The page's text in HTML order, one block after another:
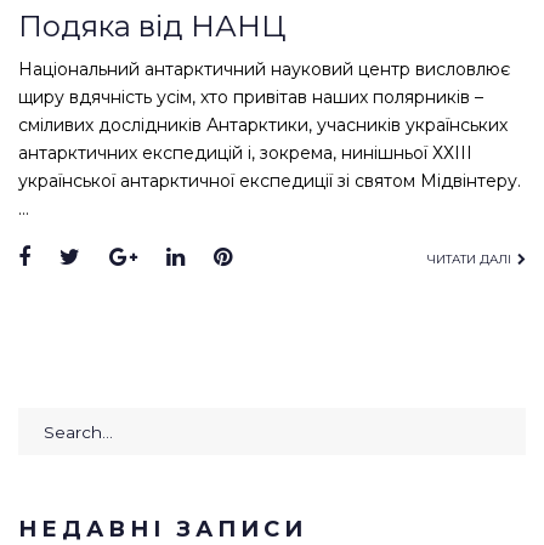
Подяка від НАНЦ
Національний антарктичний науковий центр висловлює
щиру вдячність усім, хто привітав наших полярників –
сміливих дослідників Антарктики, учасників українських
антарктичних експедицій і, зокрема, нинішньої ХХІІІ
української антарктичної експедиції зі святом Мідвінтеру.
…
Facebook
TwitterGoogle+
LinkedInPinterest ЧИТАТИ ДАЛІ
НЕДАВНІ ЗАПИСИ